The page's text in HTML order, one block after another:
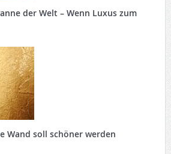
der Welt – Wenn Luxus zum
Wand soll schöner werden